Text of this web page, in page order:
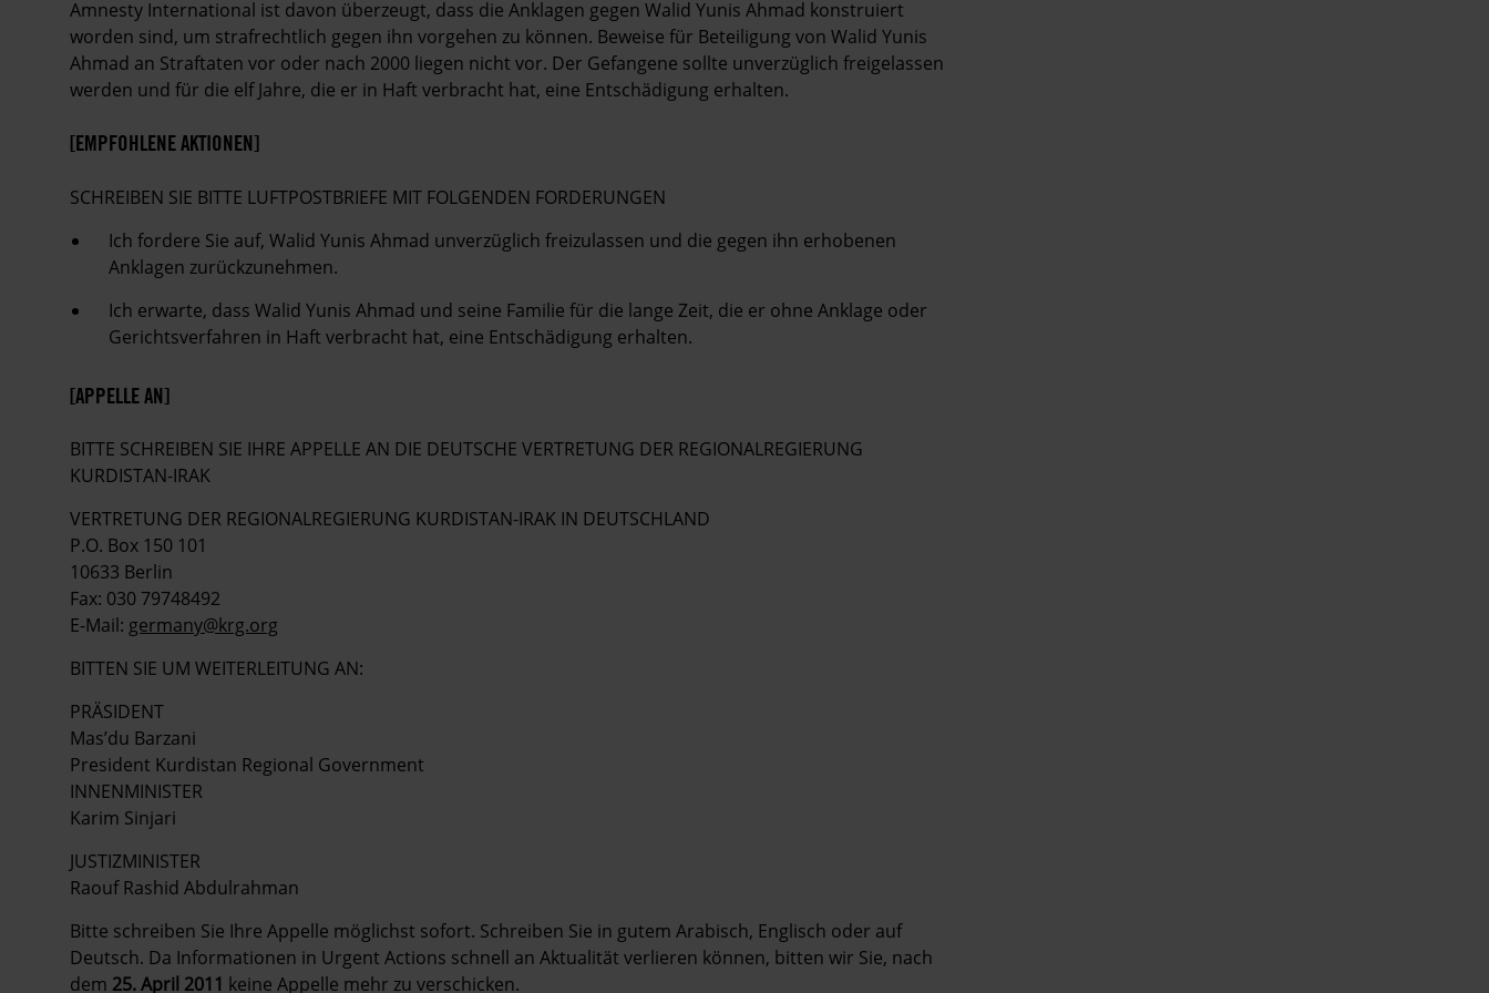
Amnesty International ist davon überzeugt, dass die Anklagen gegen Walid Yunis Ahmad konstruiert
worden sind, um strafrechtlich gegen ihn vorgehen zu können. Beweise für Beteiligung von Walid Yunis
Ahmad an Straftaten vor oder nach 2000 liegen nicht vor. Der Gefangene sollte unverzüglich freigelassen
werden und für die elf Jahre, die er in Haft verbracht hat, eine Entschädigung erhalten.
[EMPFOHLENE AKTIONEN]
SCHREIBEN SIE BITTE LUFTPOSTBRIEFE MIT FOLGENDEN FORDERUNGEN
Ich fordere Sie auf, Walid Yunis Ahmad unverzüglich freizulassen und die gegen ihn erhobenen
Anklagen zurückzunehmen.
Ich erwarte, dass Walid Yunis Ahmad und seine Familie für die lange Zeit, die er ohne Anklage oder
Gerichtsverfahren in Haft verbracht hat, eine Entschädigung erhalten.
[APPELLE AN]
BITTE SCHREIBEN SIE IHRE APPELLE AN DIE DEUTSCHE VERTRETUNG DER REGIONALREGIERUNG
KURDISTAN-IRAK
VERTRETUNG DER REGIONALREGIERUNG KURDISTAN-IRAK IN DEUTSCHLAND
P.O. Box 150 101
10633 Berlin
Fax: 030 79748492
E-Mail: germany@krg.org
BITTEN SIE UM WEITERLEITUNG AN:
PRÄSIDENT
Mas’du Barzani
President Kurdistan Regional Government
INNENMINISTER
Karim Sinjari
JUSTIZMINISTER
Raouf Rashid Abdulrahman
Bitte schreiben Sie Ihre Appelle möglichst sofort. Schreiben Sie in gutem Arabisch, Englisch oder auf
Deutsch. Da Informationen in Urgent Actions schnell an Aktualität verlieren können, bitten wir Sie, nach
dem 25. April 2011 keine Appelle mehr zu verschicken.